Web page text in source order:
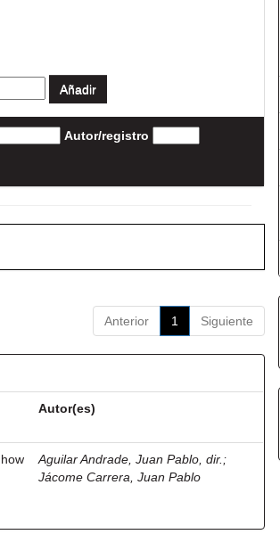
Autor/registro
Anterior 1 Siguiente
Autor(es)
Aguilar Andrade, Juan Pablo, dir. ;
Jácome Carrera, Juan Pablo